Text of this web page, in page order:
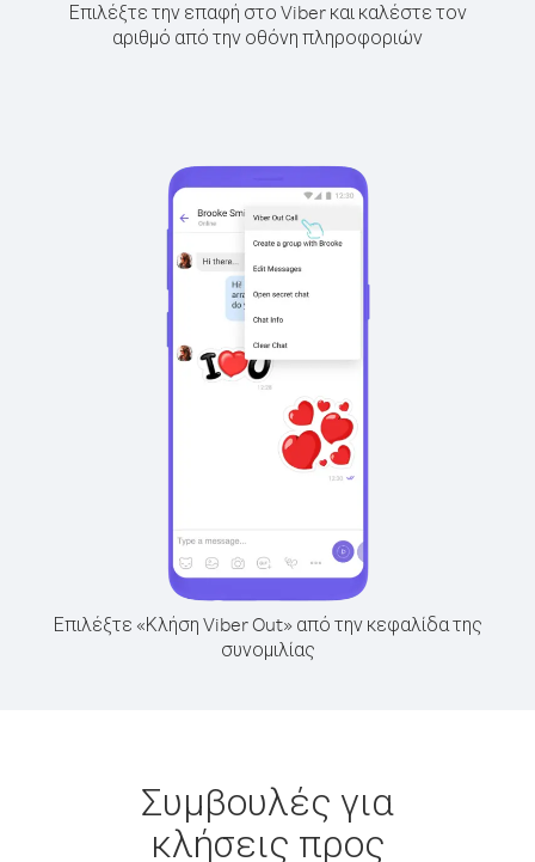
Επιλέξτε την επαφή στο Viber και καλέστε τον
αριθμό από την οθόνη πληροφοριών
Επιλέξτε «Κλήση Viber Out» από την κεφαλίδα της
συνομιλίας
Συμβουλές για
κλήσεις προς